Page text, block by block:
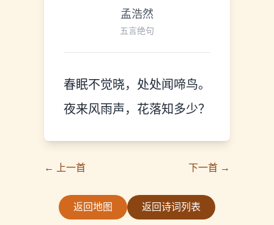
孟浩然
五言绝句
春眠不觉晓，处处闻啼鸟。
夜来风雨声，花落知多少？
← 上一首 下一首 →
返回地图 返回诗词列表